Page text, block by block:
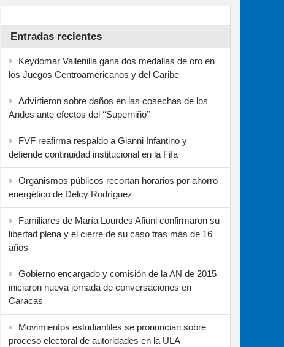
Entradas recientes
Keydomar Vallenilla gana dos medallas de oro en
los Juegos Centroamericanos y del Caribe
Advirtieron sobre daños en las cosechas de los
Andes ante efectos del ‘‘Superniño’’
FVF reafirma respaldo a Gianni Infantino y
defiende continuidad institucional en la Fifa
Organismos públicos recortan horarios por ahorro
energético de Delcy Rodríguez
Familiares de María Lourdes Afiuni confirmaron su
libertad plena y el cierre de su caso tras más de 16
años
Gobierno encargado y comisión de la AN de 2015
iniciaron nueva jornada de conversaciones en
Caracas
Movimientos estudiantiles se pronuncian sobre
proceso electoral de autoridades en la ULA